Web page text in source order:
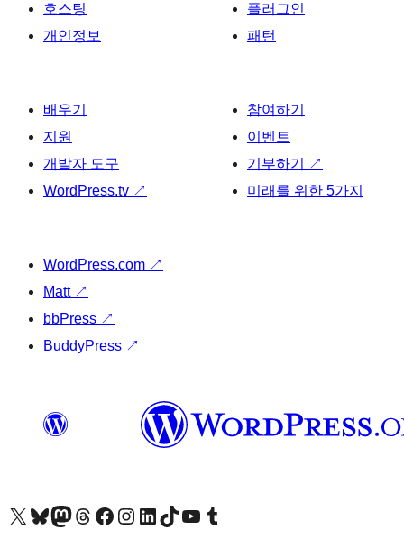
호스팅
개인정보
플러그인
패턴
배우기
지원
개발자 도구
WordPress.tv ↗
참여하기
이벤트
기부하기
↗
미래를 위한 5가지
WordPress.com ↗
Matt ↗
bbPress ↗
BuddyPress ↗
X(이전 트위터) 계정 방문하기블루스카이 계정 방문하기마스토돈 계정 방문하기스레드 계정 방문하기 페이스북 페이지 방문하기인스타그램 계정 방문하기 LinkedIn 계정 방문하기틱톡 계정 방문하기유튜브 채널 방문하기 텀블러 계정 방문하기